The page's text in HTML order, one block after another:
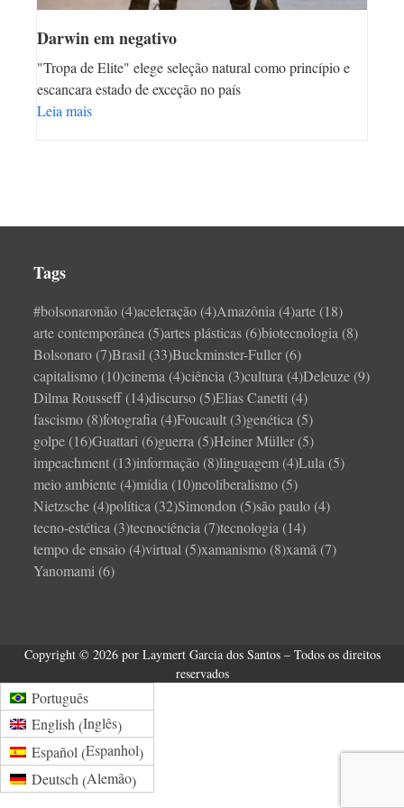
Darwin em negativo
"Tropa de Elite" elege seleção natural como princípio e
escancara estado de exceção no país
Leia mais
Tags
#bolsonaronão (4)aceleração (4)Amazônia (4)arte (18)
arte contemporânea (5)artes plásticas (6)biotecnologia (8)
Bolsonaro (7)Brasil (33)Buckminster-Fuller(6)
capitalismo (10)cinema (4)ciência (3)cultura (4)Deleuze (9)
Dilma Rousseff (14)discurso (5)Elias Canetti (4)
fascismo (8)fotografia (4)Foucault (3)genética (5)
golpe (16)Guattari (6)guerra (5)Heiner Müller(5)
impeachment (13)informação (8)linguagem (4)Lula (5)
meio ambiente (4)mídia (10)neoliberalismo (5)
Nietzsche (4)política (32)Simondon (5)são paulo (4)
tecno-estética (3)tecnociência (7)tecnologia (14)
tempo de ensaio (4)virtual (5)xamanismo (8)xamã (7)
Yanomami (6)
Copyright © 2026 por Laymert Garcia dos Santos – Todos os direitos
reservados
Português
English (Inglês)
Español (Espanhol)
Deutsch(Alemão)